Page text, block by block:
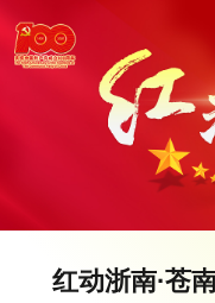
红动浙南·苍